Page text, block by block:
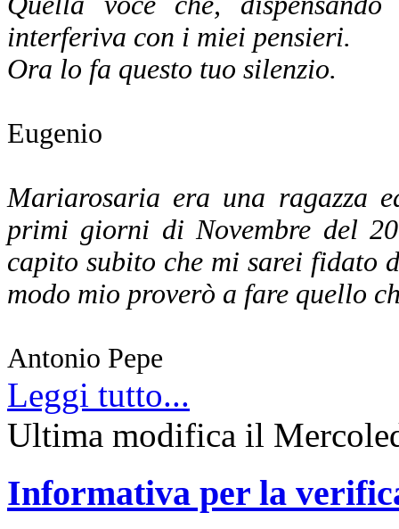
interferiva con i miei pensieri.
Ora lo fa questo tuo silenzio.
Eugenio
Mariarosaria era una ragazza
primi giorni di Novembre del
capito subito che mi sarei fidato
modo mio proverò a fare quello
Antonio Pepe
Leggi tutto...
Ultima modifica il
Informativa per la